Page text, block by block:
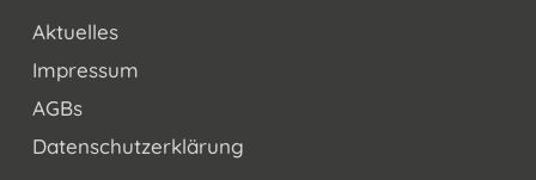
Aktuelles
Impressum
AGBs
Datenschutzerklärung